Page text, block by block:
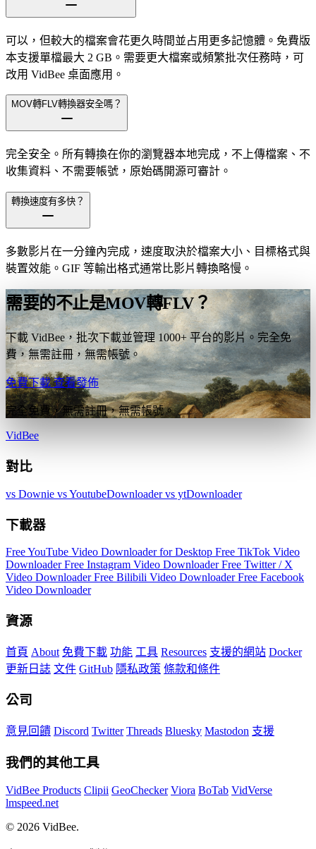
可以，但較大的檔案會花更久時間並占用更多記憶體。免費版
本支援單檔最大 2 GB。需要更大檔案或頻繁批次任務時，可
改用 VidBee 桌面應用。
MOV轉FLV轉換器安全嗎？
完全安全。所有轉換在你的瀏覽器本地完成，不上傳檔案、不
收集資料、不需要帳號，原始碼開源可審計。
轉換速度有多快？
多數影片在一分鐘內完成，速度取決於檔案大小、目標格式與
裝置效能。GIF 等輸出格式通常比影片轉換略慢。
需要的不止是MOV轉FLV？
下載 VidBee，批次下載並管理 1000+ 平台的影片。完全免
費，無需註冊，無需帳號。
免費下載查看發佈
完全免費，無需註冊，無需帳號。
VidBee
對比
vs Downie vs YoutubeDownloadervs ytDownloader
下載器
Free YouTube Video Downloader for Desktop Free TikTok Video
DownloaderFree Instagram Video DownloaderFree Twitter / X
Video DownloaderFree Bilibili Video DownloaderFree Facebook
Video Downloader
資源
首頁 About 免費下載 功能 工具 Resources 支援的網站 Docker
更新日誌 文件 GitHub 隱私政策 條款和條件
公司
意見回饋 Discord Twitter Threads Bluesky Mastodon 支援
我們的其他工具
VidBee Products Clipii GeoChecker Viora BoTab VidVerse
lmspeed.net
© 2026 VidBee.